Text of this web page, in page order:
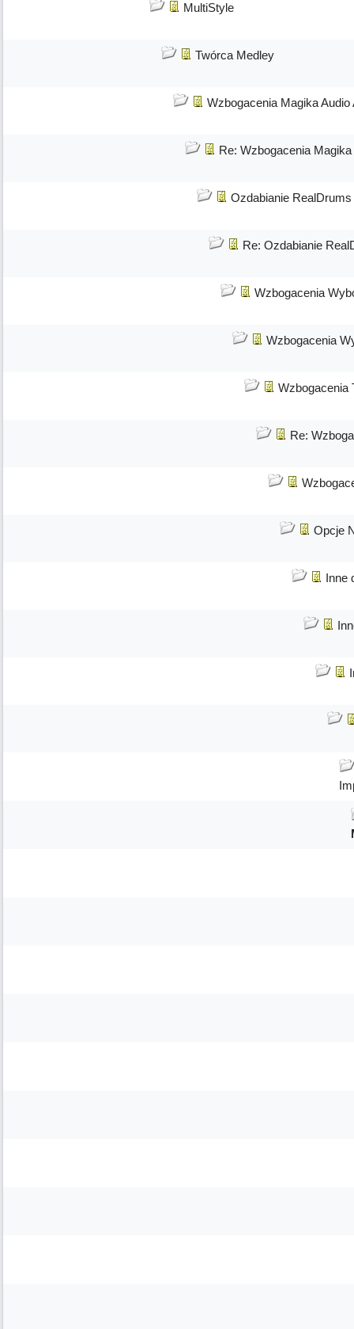
MultiStyle
Twórca Medley
Wzbogacenia Magika Audio
Re: Wzbogacenia
Ozdabianie RealDrums
Re: Ozdabianie
Wzbogacenia
Wzbogacenia
Wzbogacenia
Re:
Opcje
Inne